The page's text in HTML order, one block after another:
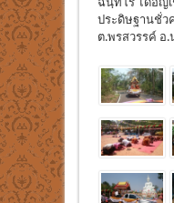
ประดิษฐานชั่ว
ต.พรสวรรค์ อ